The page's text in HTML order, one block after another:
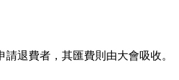
請退費者，其匯費則由大會吸收。